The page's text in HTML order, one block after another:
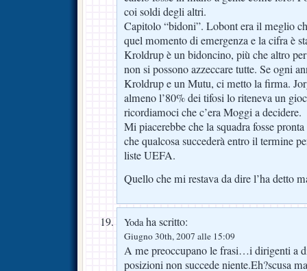
coi soldi degli altri.
Capitolo “bidoni”. Lobont era il meglio
quel momento di emergenza e la cifra è
Kroldrup è un bidoncino, più che altro
non si possono azzeccare tutte. Se ogni
Kroldrup e un Mutu, ci metto la firma.
almeno l’80% dei tifosi lo riteneva un
ricordiamoci che c’era Moggi a decidere.
Mi piacerebbe che la squadra fosse
che qualcosa succederà entro il termine
liste UEFA.
Quello che mi restava da dire l’ha detto
Yodaha scritto:
Giugno 30th, 2007 alle 15:09
A me preoccupano le frasi…i dirigenti a
posizioni non succede niente.Eh?scusa